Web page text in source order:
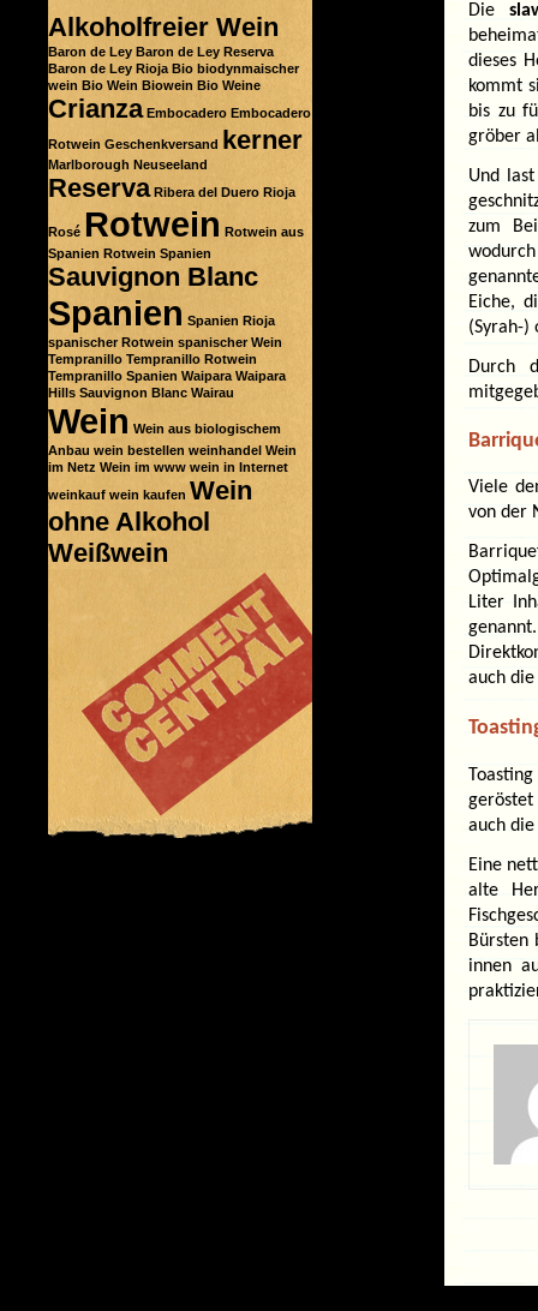
Die
dieses
kommt
bis zu
gröber
Und
zum
Eiche,
(Syrah-)
Durch
Viele
von der
Liter
auch
geröstet
auch die
Eine
alte
Bürsten
innen
Alkoholfreier Wein
Baron de Ley Baron de Ley Reserva
Baron de Ley Rioja Bio biodynmaischer
wein Bio Wein Biowein Bio Weine
Crianza Embocadero Embocadero
Rotwein Geschenkversand kerner
Marlborough Neuseeland
Reserva Ribera del Duero Rioja
Rosé Rotwein Rotwein aus
Spanien Rotwein Spanien
Sauvignon Blanc
Spanien Spanien Rioja
spanischer Rotwein spanischer Wein
Tempranillo Tempranillo Rotwein
Tempranillo Spanien Waipara Waipara
Hills Sauvignon Blanc Wairau
Wein Wein aus biologischem
Anbau wein bestellen weinhandel Wein
im Netz Wein im www wein in Internet
weinkauf wein kaufen Wein
ohne Alkohol
Weißwein